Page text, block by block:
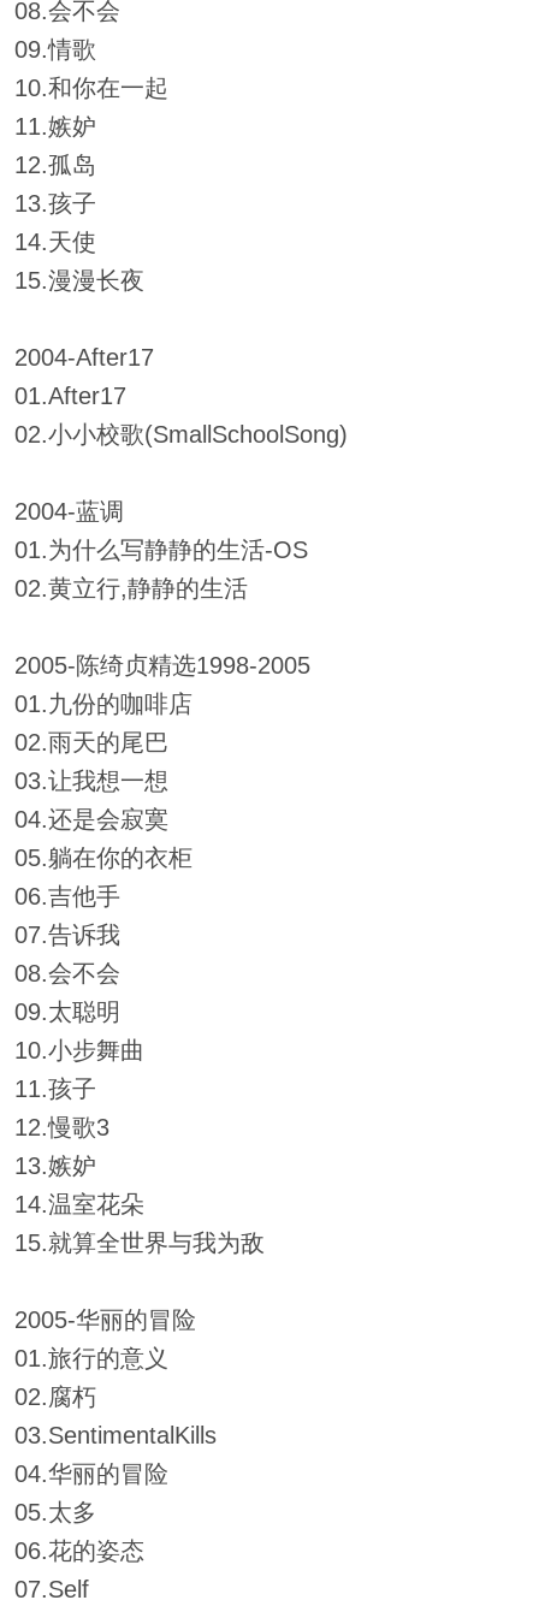
08.会不会
09.情歌
10.和你在一起
11.嫉妒
12.孤岛
13.孩子
14.天使
15.漫漫长夜
2004-After17
01.After17
02.小小校歌(SmallSchoolSong)
2004-蓝调
01.为什么写静静的生活-OS
02.黄立行,静静的生活
2005-陈绮贞精选1998-2005
01.九份的咖啡店
02.雨天的尾巴
03.让我想一想
04.还是会寂寞
05.躺在你的衣柜
06.吉他手
07.告诉我
08.会不会
09.太聪明
10.小步舞曲
11.孩子
12.慢歌3
13.嫉妒
14.温室花朵
15.就算全世界与我为敌
2005-华丽的冒险
01.旅行的意义
02.腐朽
03.SentimentalKills
04.华丽的冒险
05.太多
06.花的姿态
07.Self